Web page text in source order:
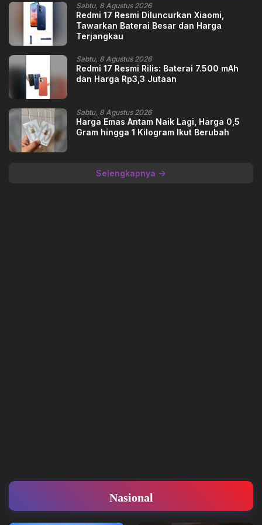
Sabtu, 8 Agustus 2026
Redmi 17 Resmi Diluncurkan Xiaomi,
Tawarkan Baterai Besar dan Harga
Terjangkau
Sabtu, 8 Agustus 2026
Redmi 17 Resmi Rilis: Baterai 7.500 mAh
dan Harga Rp3,3 Jutaan
Sabtu, 8 Agustus 2026
Harga Emas Antam Naik Lagi, Harga 0,5
Gram hingga 1 Kilogram Ikut Berubah
Selengkapnya
Nasional